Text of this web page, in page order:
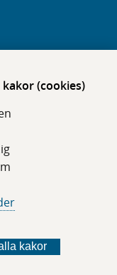
(cookies)
kakor